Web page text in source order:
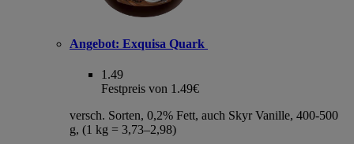
Angebot: Exquisa Quark
1.49
Festpreis von 1.49€
versch. Sorten, 0,2% Fett, auch Skyr Vanille, 400-500
g, (1 kg = 3,73–2,98)